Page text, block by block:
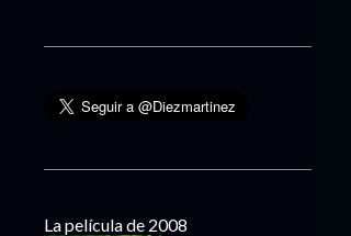
La película de 2008